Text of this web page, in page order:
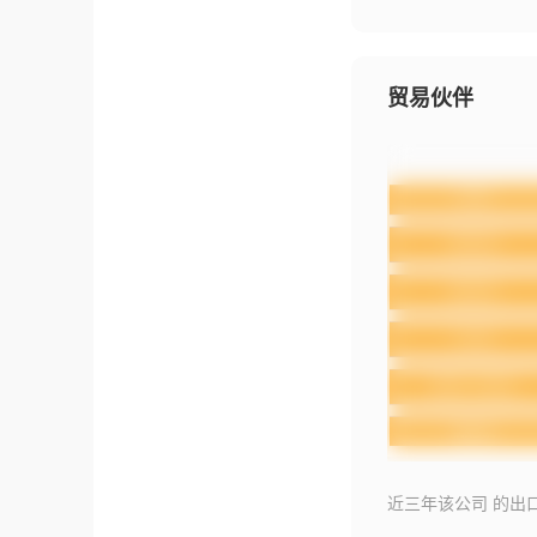
贸易伙伴
近三年该公司 的出